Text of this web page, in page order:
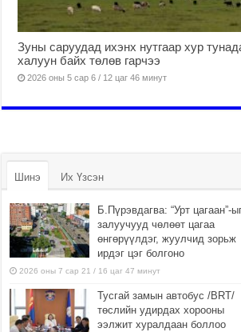
Зуны саруудад ихэнх нутгаар хур
халуун байх төлөв гарчээ
2026 оны 5 сар 6 / 12 цаг 46 минут
Шинэ Их Үзсэн
Б.Пүрэвдагва: “Урт цагаан”-
залуучууд чөлөөт цагаа
өнгөрүүлдэг, жуулчид зорьж
ирдэг цэг болгоно
2026 оны 7 сар 21 / 16 цаг 47 минут
Тусгай замын автобус /BRT/
төслийн удирдах хорооны
ээлжит хуралдаан боллоо